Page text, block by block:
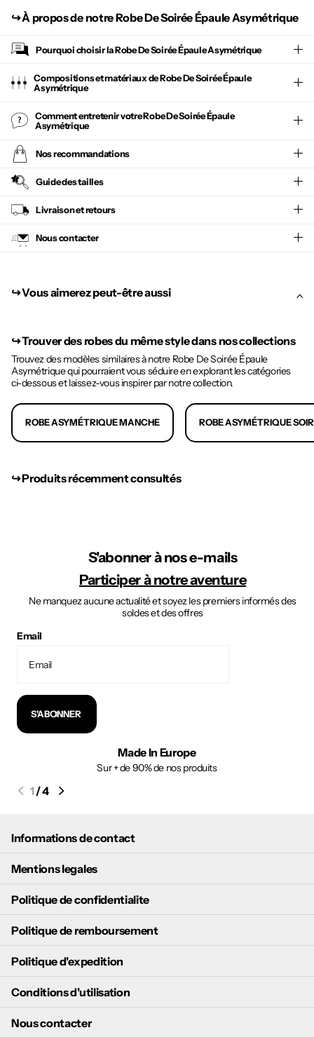
↪︎À propos de notre Robe De Soirée Épaule Asymétrique
Pourquoi choisir laRobe De Soirée Épaule Asymétrique
Compositions et matériaux de Robe De Soirée Épaule
Asymétrique
Comment entretenir votreRobe De Soirée Épaule
Asymétrique
Nos recommandations
Guide des tailles
Livraison et retours
Nous contacter
↪︎ Vous aimerez peut-être aussi
↪︎Trouver des robes du même style dans nos collections
Trouvez des modèles similaires à notre Robe De Soirée Épaule
Asymétrique qui pourraient vous séduire en explorant les catégories
ci-dessous et laissez-vous inspirer par notre collection.
ROBE ASYMÉTRIQUE MANCHE ROBE ASYMÉTRIQUE
↪︎ Produits récemment consultés
S'abonner à nos e-mails
Participer à notre aventure
Ne manquez aucune actualité et soyez les premiers informés des
soldes et des offres
Email
S'ABONNER
Made In Europe
Sur + de 90% de nos produits
1/4
Informations de contact
Mentions legales
Politique de confidentialite
Politique de remboursement
Politique d'expedition
Conditions d'utilisation
Nous contacter